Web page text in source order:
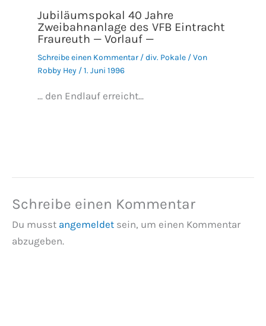
Jubiläumspokal 40 Jahre
Zweibahnanlage des VFB Eintracht
Fraureuth — Vorlauf —
Schreibe einen Kommentar /div. Pokale/ Von
Robby Hey /1. Juni 1996
... den Endlauf erreicht...
Schreibe einen Kommentar
Du musst angemeldet sein, um einen Kommentar
abzugeben.